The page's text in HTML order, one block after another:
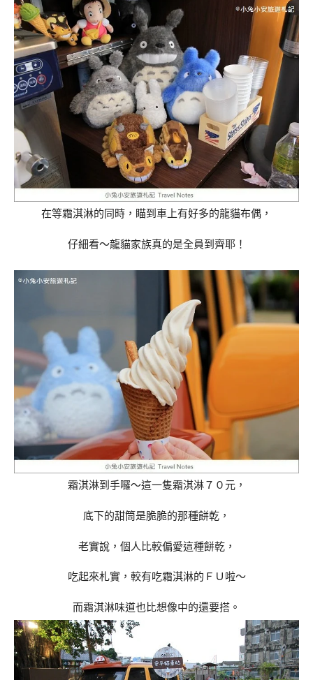
在等霜淇淋的同時，瞄到車上有好多的龍貓布偶，
仔細看～龍貓家族真的是全員到齊耶！
霜淇淋到手囉～這一隻霜淇淋７０元，
底下的甜筒是脆脆的那種餅乾，
老實說，個人比較偏愛這種餅乾，
吃起來札實，較有吃霜淇淋的ＦＵ啦～
而霜淇淋味道也比想像中的還要搭。